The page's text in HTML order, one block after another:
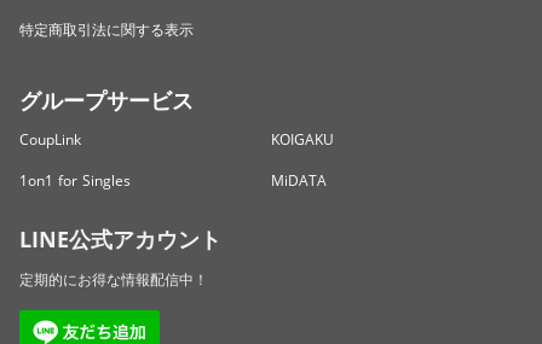
特定商取引法に関する表示
グループサービス
CoupLink
KOIGAKU
1on1 for Singles
MiDATA
LINE公式アカウント
定期的にお得な情報配信中！